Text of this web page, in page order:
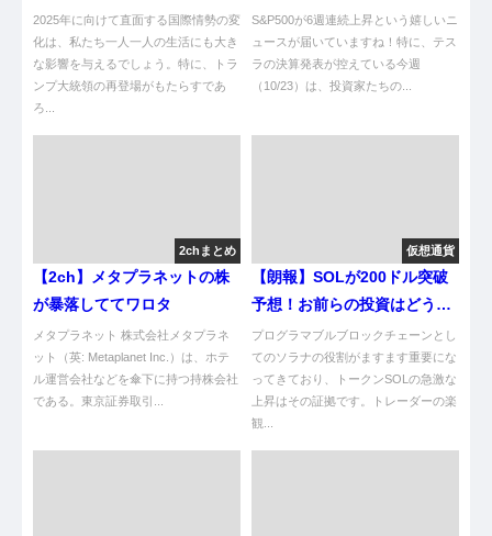
2025年に向けて直面する国際情勢の変
化は、私たち一人一人の生活にも大き
な影響を与えるでしょう。特に、トラ
ンプ大統領の再登場がもたらすであ
ろ...
S&P500が6週連続上昇という嬉しいニ
ュースが届いていますね！特に、テス
ラの決算発表が控えている今週
（10/23）は、投資家たちの...
2chまとめ
【2ch】メタプラネットの株
が暴落しててワロタ
メタプラネット 株式会社メタプラネ
ット（英: Metaplanet Inc.）は、ホテ
ル運営会社などを傘下に持つ持株会社
である。東京証券取引...
仮想通貨
【朗報】SOLが200ドル突破
予想！お前らの投資はどうす
るんや？
プログラマブルブロックチェーンとし
てのソラナの役割がますます重要にな
ってきており、トークンSOLの急激な
上昇はその証拠です。トレーダーの楽
観...